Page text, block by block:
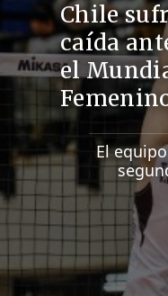
Chile
caída
el
El